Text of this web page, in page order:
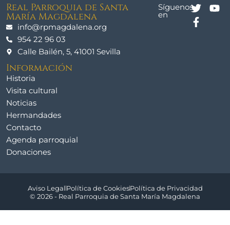
Real Parroquia de Santa
María Magdalena
info@rpmagdalena.org
954 22 96 03
Calle Bailén, 5, 41001 Sevilla
Síguenos
en
Información
Historia
Visita cultural
Noticias
Hermandades
Contacto
Agenda parroquial
Donaciones
© 2026 - Real Parroquia de Santa María Magdalena
Aviso LegalPolítica de CookiesPolítica de Privacidad